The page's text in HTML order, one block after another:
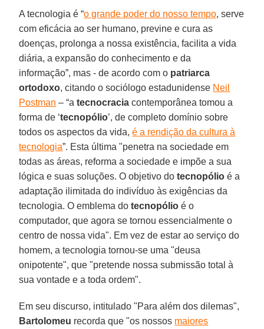
A tecnologia é “o grande poder do nosso tempo, serve
com eficácia ao ser humano, previne e cura as
doenças, prolonga a nossa existência, facilita a vida
diária, a expansão do conhecimento e da
informação”, mas - de acordo com o patriarca
ortodoxo, citando o sociólogo estadunidense Neil
Postman – “atecnocracia contemporânea tomou a
forma de ‘tecnopólio’, de completo domínio sobre
todos os aspectos da vida,é a rendição da cultura à
tecnologia”. Esta última "penetra na sociedade em
todas as áreas, reforma a sociedade e impõe a sua
lógica e suas soluções. O objetivo dotecnopólio é a
adaptação ilimitada do indivíduo às exigências da
tecnologia. O emblema dotecnopólio é o
computador, que agora se tornou essencialmente o
centro de nossa vida". Em vez de estar ao serviço do
homem, a tecnologia tornou-se uma "deusa
onipotente", que "pretende nossa submissão total à
sua vontade e a toda ordem".
Em seu discurso, intitulado "Para além dos dilemas",
Bartolomeu recorda que "os nossos maiores